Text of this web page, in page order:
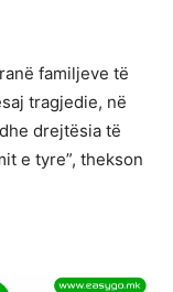
familjeve të
tragjedie, në
drejtësia të
e tyre”, thekson